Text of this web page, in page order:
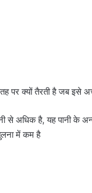
पर क्यों तैरती है जब इसे
से अधिक है, यह पानी के
में कम है